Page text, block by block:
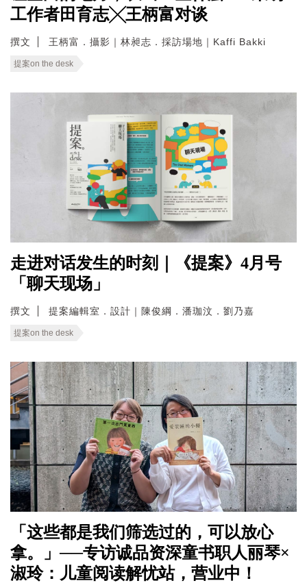
工作者田育志╳王柄富对谈
撰文 王柄富．攝影｜林昶志．採訪場地｜Kaffi Bakki
提案on the desk
走进对话发生的时刻｜《提案》4月号
「聊天现场」
撰文 提案編輯室．設計｜陳俊綱．潘珈汶．劉乃嘉
提案on the desk
「这些都是我们筛选过的，可以放心
拿。」──专访诚品资深童书职人丽琴×
淑玲：儿童阅读解忧站，营业中！